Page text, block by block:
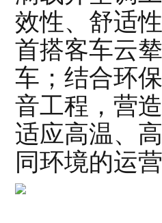
效性、舒适
首搭客车云
车；结合环
音工程，营
适应高温、
同环境的运营